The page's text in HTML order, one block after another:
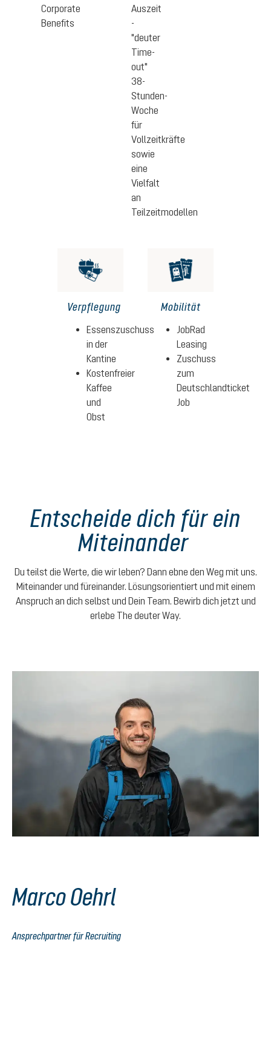
Corporate
Benefits
Auszeit
-
"deuter
Time-
out"
38-
Stunden-
Woche
für
Vollzeitkräfte
sowie
eine
Vielfalt
an
Teilzeitmodellen
Verpflegung
Essenszuschuss
in der
Kantine
Kostenfreier
Kaffee
und
Obst
Mobilität
JobRad
Leasing
Zuschuss
zum
Deutschlandticket
Job
Entscheide dich für ein
Miteinander
Du teilst die Werte, die wir leben? Dann ebne den Weg mit uns.
Miteinander und füreinander. Lösungsorientiert und mit einem
Anspruch an dich selbst und Dein Team. Bewirb dich jetzt und
erlebe The deuter Way.
Marco Oehrl
Ansprechpartner für Recruiting